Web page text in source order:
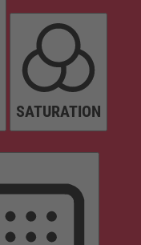
SATURATION